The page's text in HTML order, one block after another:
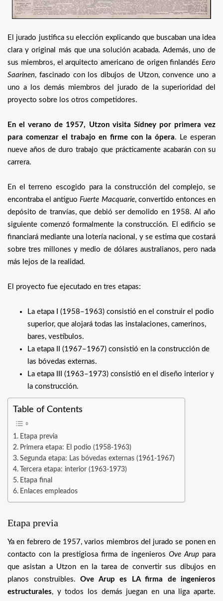
El jurado justifica su elección explicando que buscaban una idea
clara y original más que una solución acabada. Además, uno de
sus miembros, el arquitecto americano de origen finlandés Eero
Saarinen, fascinado con los dibujos de Utzon, convence uno a
uno a los demás miembros del jurado de la superioridad del
proyecto sobre los otros competidores.
En el verano de 1957, Utzon visita Sídney por primera vez
para comenzar el trabajo en firme con la ópera. Le esperan
nueve años de duro trabajo que prácticamente acabarán con su
carrera.
En el terreno escogido para la construcción del complejo, se
encontraba el antiguo Fuerte Macquarie, convertido entonces en
depósito de tranvías, que debió ser demolido en 1958. Al año
siguiente comenzó formalmente la construcción. El edificio se
financiará mediante una lotería nacional, y se estima que costará
sobre tres millones y medio de dólares australianos, pero nada
más lejos de la realidad.
El proyecto fue ejecutado en tres etapas:
La etapa I (1958–1963) consistió en el construir el podio
superior, que alojará todas las instalaciones, camerinos,
bares, vestíbulos.
La etapa II (1967–1967) consistió en la construcción de
las bóvedas externas.
La etapa III (1963–1973) consistió en el diseño interior y
la construcción.
Table of Contents
Etapa previa
Primera etapa: El podio (1958-1963)
Segunda etapa: Las bóvedas externas (1961-1967)
Tercera etapa: interior (1963-1973)
Etapa final
Enlaces empleados
Etapa previa
Ya en febrero de 1957, varios miembros del jurado se ponen en
contacto con la prestigiosa firma de ingenieros Ove Arup para
que asistan a Utzon en la tarea de convertir sus dibujos en
planos construibles. Ove Arup es LA firma de ingenieros
estructurales, y todos los demás juegan en una liga aparte.